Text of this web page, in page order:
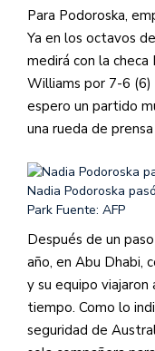
Para Podoroska,
Ya en los octavos
medirá con la
Williams por 7-6 (6)
espero un partido
una rueda de
Nadia Podoroska
Park Fuente: AFP
Después de un
año, en Abu Dhabi,
y su equipo viajaron
tiempo. Como lo
seguridad de